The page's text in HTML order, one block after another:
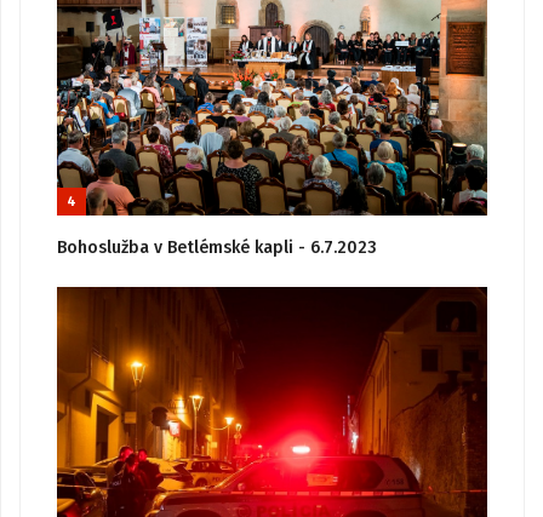
4
Bohoslužba v Betlémské kapli - 6.7.2023